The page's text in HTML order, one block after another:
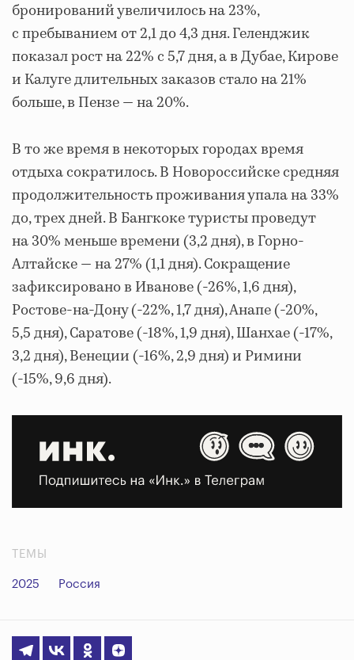
бронирований увеличилось на 23%,
с пребыванием от 2,1 до 4,3 дня. Геленджик
показал рост на 22% с 5,7 дня, а в Дубае, Кирове
и Калуге длительных заказов стало на 21%
больше, в Пензе — на 20%.
В то же время в некоторых городах время
отдыха сократилось. В Новороссийске средняя
продолжительность проживания упала на 33%
до, трех дней. В Бангкоке туристы проведут
на 30% меньше времени (3,2 дня), в Горно-
Алтайске — на 27% (1,1 дня). Сокращение
зафиксировано в Иванове (-26%, 1,6 дня),
Ростове-на-Дону (-22%, 1,7 дня), Анапе (-20%,
5,5 дня), Саратове (-18%, 1,9 дня), Шанхае (-17%,
3,2 дня), Венеции (-16%, 2,9 дня) и Римини
(-15%, 9,6 дня).
ТЕМЫ
2025 Россия